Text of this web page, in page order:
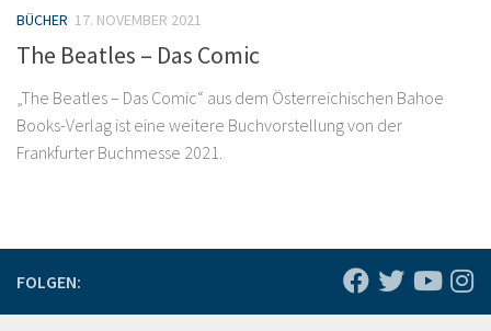
BÜCHER 17. NOVEMBER 2021
The Beatles – Das Comic
„The Beatles – Das Comic“ aus dem Österreichischen Bahoe
Books-Verlag ist eine weitere Buchvorstellung von der
Frankfurter Buchmesse 2021.
FOLGEN: